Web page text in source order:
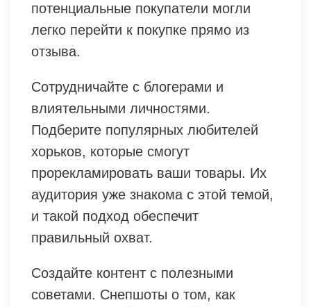
потенциальные покупатели могли
легко перейти к покупке прямо из
отзыва.
Сотрудничайте с блогерами и
влиятельными личностями.
Подберите популярных любителей
хорьков, которые смогут
прорекламировать ваши товары. Их
аудитория уже знакома с этой темой,
и такой подход обеспечит
правильный охват.
Создайте контент с полезными
советами. Снепшоты о том, как